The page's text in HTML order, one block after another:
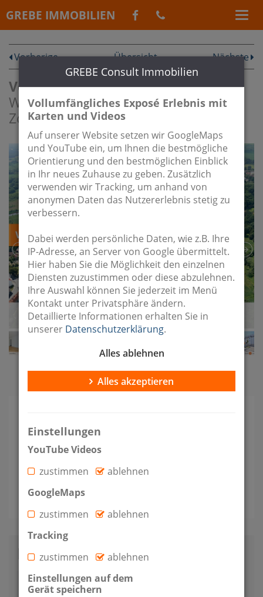
GREBE IMMOBILIEN
Vorherige Übersicht Nächste
Vermietet:Erstbezug - hochwertige
Wohnung mit Terrasse und Garten in
Zossens Stadtmitte
Bildergalerie im Vollbild
Kaltmiete
828 €
Kontakt
GREBE Consult Immobilien
Vollumfängliches Exposé Erlebnis mit
Karten und Videos
Auf unserer Website setzen wir GoogleMaps
und YouTube ein, um Ihnen die bestmögliche
Orientierung und den bestmöglichen Einblick
in Ihr neues Zuhause zu geben. Zusätzlich
verwenden wir Tracking, um anhand von
anonymen Daten das Nutzererlebnis stetig zu
verbessern.
Dabei werden persönliche Daten, wie z.B. Ihre
IP-Adresse, an Server von Google übermittelt.
Hier haben Sie die Möglichkeit den einzelnen
Diensten zuzustimmen oder diese abzulehnen.
Ihre Auswahl können Sie jederzeit im Menü
Kontakt unter Privatsphäre ändern.
Detaillierte Informationen erhalten Sie in
unserer Datenschutzerklärung.
Alles ablehnen
Alles akzeptieren
Einstellungen
YouTube Videos
zustimmen
ablehnen
GoogleMaps
zustimmen
ablehnen
Tracking
zustimmen
ablehnen
Einstellungen auf dem
Gerät speichern